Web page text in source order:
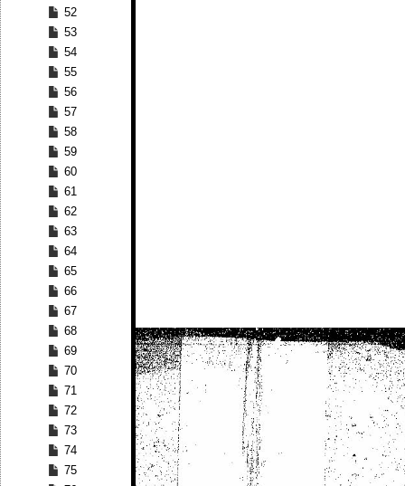
52
53
54
55
56
57
58
59
60
61
62
63
64
65
66
67
68
69
70
71
72
73
74
75